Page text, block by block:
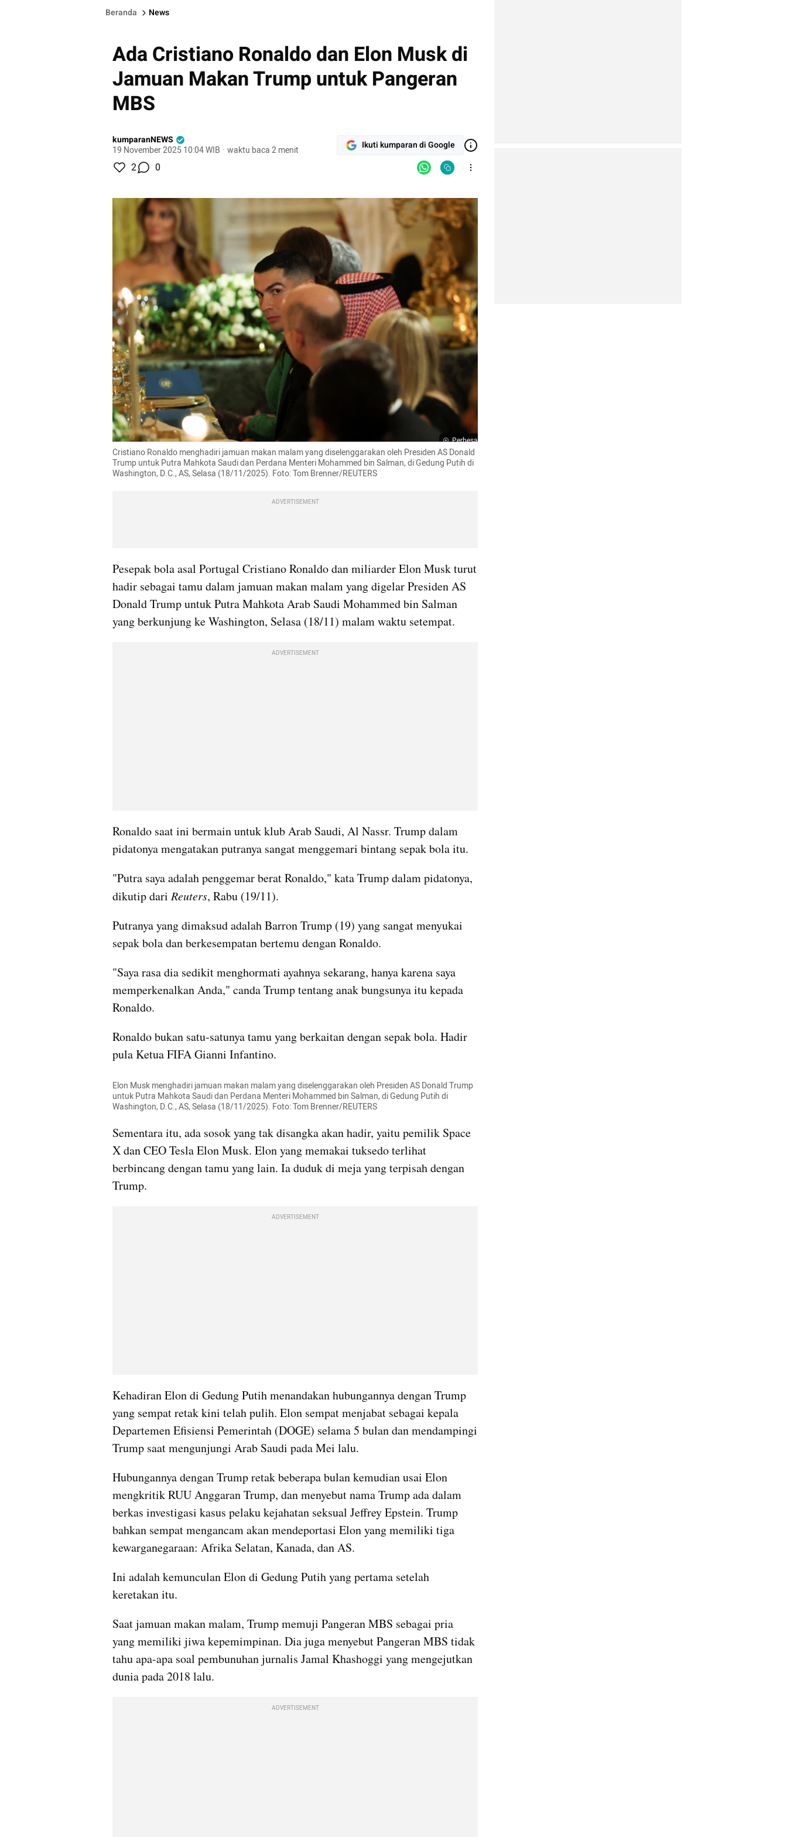
Beranda News
Ada Cristiano Ronaldo dan Elon Musk di
Jamuan Makan Trump untuk Pangeran
MBS
kumparanNEWS
19 November 2025 10:04 WIB · waktu baca 2 menit Ikuti kumparan di Google
2 0
Perbesar
Cristiano Ronaldo menghadiri jamuan makan malam yang diselenggarakan oleh Presiden AS Donald
Trump untuk Putra Mahkota Saudi dan Perdana Menteri Mohammed bin Salman, di Gedung Putih di
Washington, D.C., AS, Selasa (18/11/2025). Foto: Tom Brenner/REUTERS
ADVERTISEMENT
Pesepak bola asal Portugal Cristiano Ronaldo dan miliarder Elon Musk turut
hadir sebagai tamu dalam jamuan makan malam yang digelar Presiden AS
Donald Trump untuk Putra Mahkota Arab Saudi Mohammed bin Salman
yang berkunjung ke Washington, Selasa (18/11) malam waktu setempat.
ADVERTISEMENT
Ronaldo saat ini bermain untuk klub Arab Saudi, Al Nassr. Trump dalam
pidatonya mengatakan putranya sangat menggemari bintang sepak bola itu.
"Putra saya adalah penggemar berat Ronaldo," kata Trump dalam pidatonya,
dikutip dari Reuters, Rabu (19/11).
Putranya yang dimaksud adalah Barron Trump (19) yang sangat menyukai
sepak bola dan berkesempatan bertemu dengan Ronaldo.
"Saya rasa dia sedikit menghormati ayahnya sekarang, hanya karena saya
memperkenalkan Anda," canda Trump tentang anak bungsunya itu kepada
Ronaldo.
Ronaldo bukan satu-satunya tamu yang berkaitan dengan sepak bola. Hadir
pula Ketua FIFA Gianni Infantino.
Elon Musk menghadiri jamuan makan malam yang diselenggarakan oleh Presiden AS Donald Trump
untuk Putra Mahkota Saudi dan Perdana Menteri Mohammed bin Salman, di Gedung Putih di
Washington, D.C., AS, Selasa (18/11/2025). Foto: Tom Brenner/REUTERS
Sementara itu, ada sosok yang tak disangka akan hadir, yaitu pemilik Space
X dan CEO Tesla Elon Musk. Elon yang memakai tuksedo terlihat
berbincang dengan tamu yang lain. Ia duduk di meja yang terpisah dengan
Trump.
ADVERTISEMENT
Kehadiran Elon di Gedung Putih menandakan hubungannya dengan Trump
yang sempat retak kini telah pulih. Elon sempat menjabat sebagai kepala
Departemen Efisiensi Pemerintah (DOGE) selama 5 bulan dan mendampingi
Trump saat mengunjungi Arab Saudi pada Mei lalu.
Hubungannya dengan Trump retak beberapa bulan kemudian usai Elon
mengkritik RUU Anggaran Trump, dan menyebut nama Trump ada dalam
berkas investigasi kasus pelaku kejahatan seksual Jeffrey Epstein. Trump
bahkan sempat mengancam akan mendeportasi Elon yang memiliki tiga
kewarganegaraan: Afrika Selatan, Kanada, dan AS.
Ini adalah kemunculan Elon di Gedung Putih yang pertama setelah
keretakan itu.
Saat jamuan makan malam, Trump memuji Pangeran MBS sebagai pria
yang memiliki jiwa kepemimpinan. Dia juga menyebut Pangeran MBS tidak
tahu apa-apa soal pembunuhan jurnalis Jamal Khashoggi yang mengejutkan
dunia pada 2018 lalu.
ADVERTISEMENT